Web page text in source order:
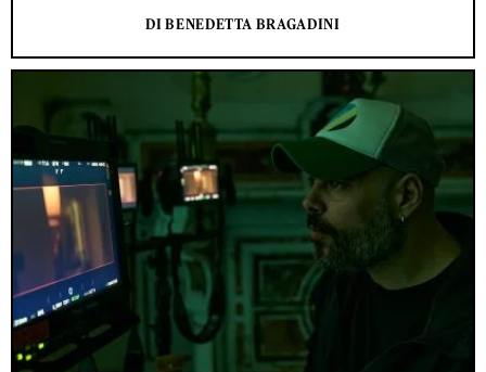
DI BENEDETTA BRAGADINI